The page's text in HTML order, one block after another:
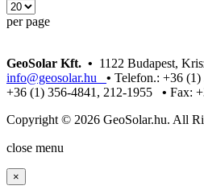
per page
GeoSolar Kft. • 1122 Budapest,
info@geosolar.hu • Telefon.: +36
+36 (1) 356-4841, 212-1955 • Fax:
Copyright © 2026 GeoSolar.hu. All
close menu
×